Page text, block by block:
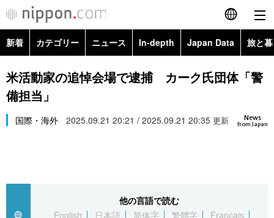
English
简体字
カテゴリー
経済・ビジネス
トップ
In-depth
新着 カテゴリー ニュース In-depth Japan Data 旅と
政治・外交
経済・ビジネス
Topics
米活動家の追悼会場で逮捕 カーク氏団体「警
備担当」
News
from Japan
国際・海外 2025.09.21 20:21 / 2025.09.21 20:35 更新
他の言語で読む
English
日本語 简体字 繁體字
Français